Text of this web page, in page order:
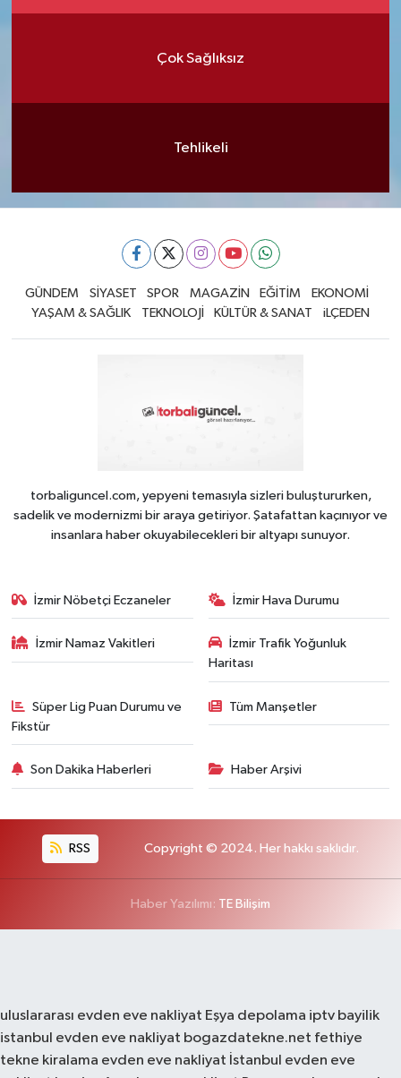
Çok Sağlıksız
Tehlikeli
GÜNDEM SİYASET SPOR MAGAZİN EĞİTİM
EKONOMİ
YAŞAM & SAĞLIK
TEKNOLOJİ KÜLTÜR & SANAT iLÇEDEN
torbaliguncel.com, yepyeni temasıyla sizleri buluştururken,
sadelik ve modernizmi bir araya getiriyor. Şatafattan kaçınıyor ve
insanlara haber okuyabilecekleri bir altyapı sunuyor.
İzmir Nöbetçi Eczaneler İzmir Hava Durumu
İzmir Namaz Vakitleri
İzmir Trafik Yoğunluk
Haritası
Süper Lig Puan Durumu ve
Fikstür
Tüm Manşetler
Son Dakika Haberleri Haber Arşivi
RSS Copyright © 2024. Her hakkı saklıdır.
Haber Yazılımı: TE Bilişim
uluslararası evden eve nakliyat Eşya depolama iptv bayilik
istanbul evden eve nakliyat bogazdatekne.net fethiye
tekne kiralama evden eve nakliyat İstanbul evden eve